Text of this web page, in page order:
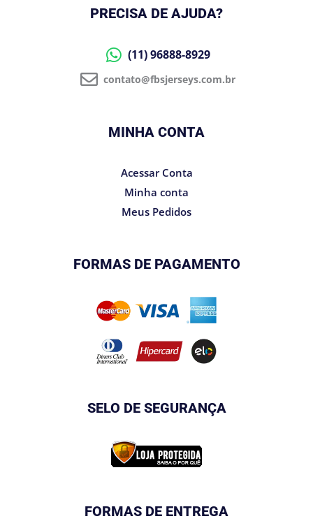
PRECISA DE AJUDA?
(11) 96888-8929
contato@fbsjerseys.com.br
MINHA CONTA
Acessar Conta
Minha conta
Meus Pedidos
FORMAS DE PAGAMENTO
SELO DE SEGURANÇA
FORMAS DE ENTREGA